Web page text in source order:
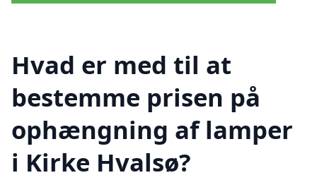
Hvad er med til at
bestemme prisen på
ophængning af lamper
i Kirke Hvalsø?